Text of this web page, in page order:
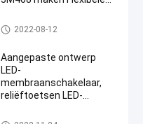
waterdicht
LEIDEN Membraantoetsenbord
2022-08-12
Aangepaste ontwerp
LED-
membraanschakelaar,
reliëftoetsen LED-
LEIDEN Membraantoetsenbord